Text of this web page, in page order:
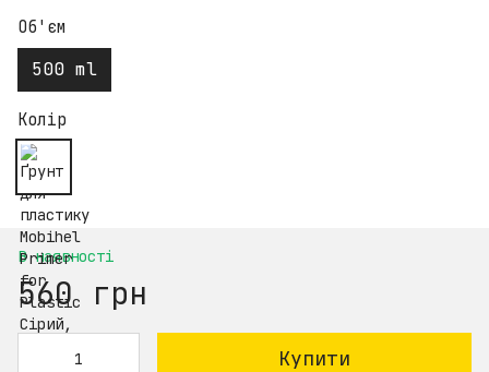
Об'єм
500 ml
Колір
В наявності
560 грн
Купити